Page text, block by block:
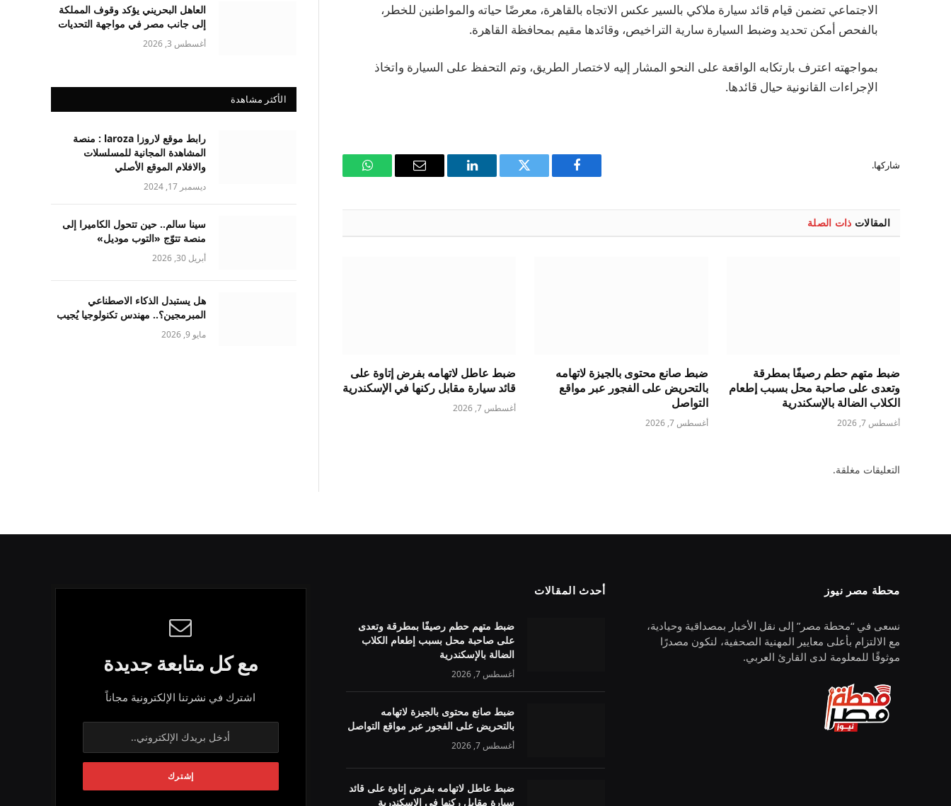
الاجتماعي تضمن قيام قائد سيارة ملاكي بالسير عكس الاتجاه بالقاهرة، معرضًا حياته والمواطنين للخطر،
بالفحص أمكن تحديد وضبط السيارة سارية التراخيص، وقائدها مقيم بمحافظة القاهرة.
بمواجهته اعترف بارتكابه الواقعة على النحو المشار إليه لاختصار الطريق، وتم التحفظ على السيارة واتخاذ
الإجراءات القانونية حيال قائدها.
شاركها.
فيسبوك
تويتر لينكدإن
البريد
واتساب
المقالات ذات الصلة
ضبط متهم حطم رصيفًا بمطرقة
وتعدى على صاحبة محل بسبب إطعام
الكلاب الضالة بالإسكندرية
أغسطس 7, 2026
ضبط صانع محتوى بالجيزة لاتهامه
بالتحريض على الفجور عبر مواقع
التواصل
أغسطس 7, 2026
ضبط عاطل لاتهامه بفرض إتاوة على
قائد سيارة مقابل ركنها في الإسكندرية
أغسطس 7, 2026
التعليقات مغلقة.
العاهل البحريني يؤكد وقوف المملكة
إلى جانب مصر في مواجهة التحديات
أغسطس 3, 2026
الأكثر مشاهدة
رابط موقع لاروزا laroza : منصة
المشاهدة المجانية للمسلسلات
والافلام الموقع الأصلي
ديسمبر 17, 2024
سينا سالم.. حين تتحول الكاميرا إلى
منصة تتوّج «التوب موديل»
أبريل 30, 2026
هل يستبدل الذكاء الاصطناعي
المبرمجين؟.. مهندس تكنولوجيا يُجيب
مايو 9, 2026
محطة مصر نيوز
نسعى في “محطة مصر” إلى نقل الأخبار بمصداقية وحيادية،
مع الالتزام بأعلى معايير المهنية الصحفية، لنكون مصدرًا
موثوقًا للمعلومة لدى القارئ العربي.
أحدث المقالات
ضبط متهم حطم رصيفًا بمطرقة وتعدى
على صاحبة محل بسبب إطعام الكلاب
الضالة بالإسكندرية
أغسطس 7, 2026
ضبط صانع محتوى بالجيزة لاتهامه
بالتحريض على الفجور عبر مواقع التواصل
أغسطس 7, 2026
ضبط عاطل لاتهامه بفرض إتاوة على قائد
سيارة مقابل ركنها في الإسكندرية
مع كل متابعة جديدة
اشترك في نشرتنا الإلكترونية مجاناً